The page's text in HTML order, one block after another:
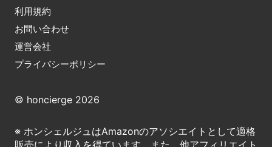
利用規約
お問い合わせ
運営会社
プライバシーポリシー
© honcierge 2026
※ ホンシェルジュはAmazonのアソシエイトとして適格